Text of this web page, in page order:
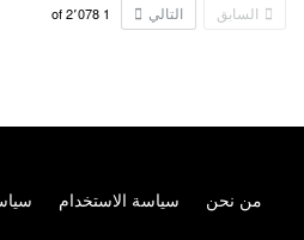
السابق التالي 1 2٬078
من نحن سياسة الاستخدام